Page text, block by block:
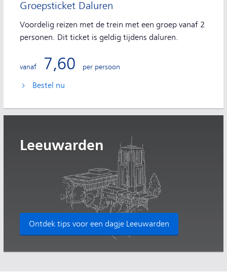
Groepsticket Daluren
Voordelig reizen met de trein met een groep vanaf 2
personen. Dit ticket is geldig tijdens daluren.
vanaf 7,60 per persoon
Bestel nu
Leeuwarden
Ontdek tips voor een dagje Leeuwarden